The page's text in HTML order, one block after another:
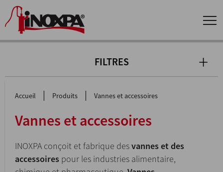
FILTRES
Accueil | Produits | Vannes et accessoires
Vannes et accessoires
INOXPA conçoit et fabrique desvannes et des
accessoires pour les industries alimentaire,